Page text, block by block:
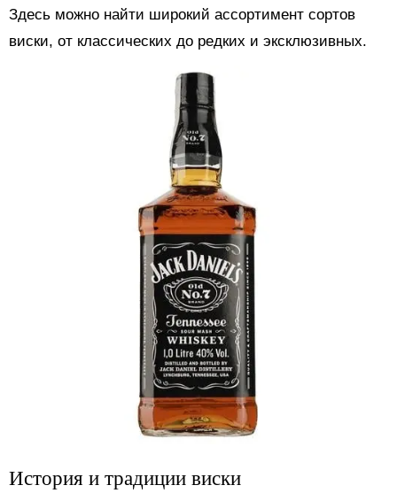
Здесь можно найти широкий ассортимент сортов
виски, от классических до редких и эксклюзивных.
История и традиции виски